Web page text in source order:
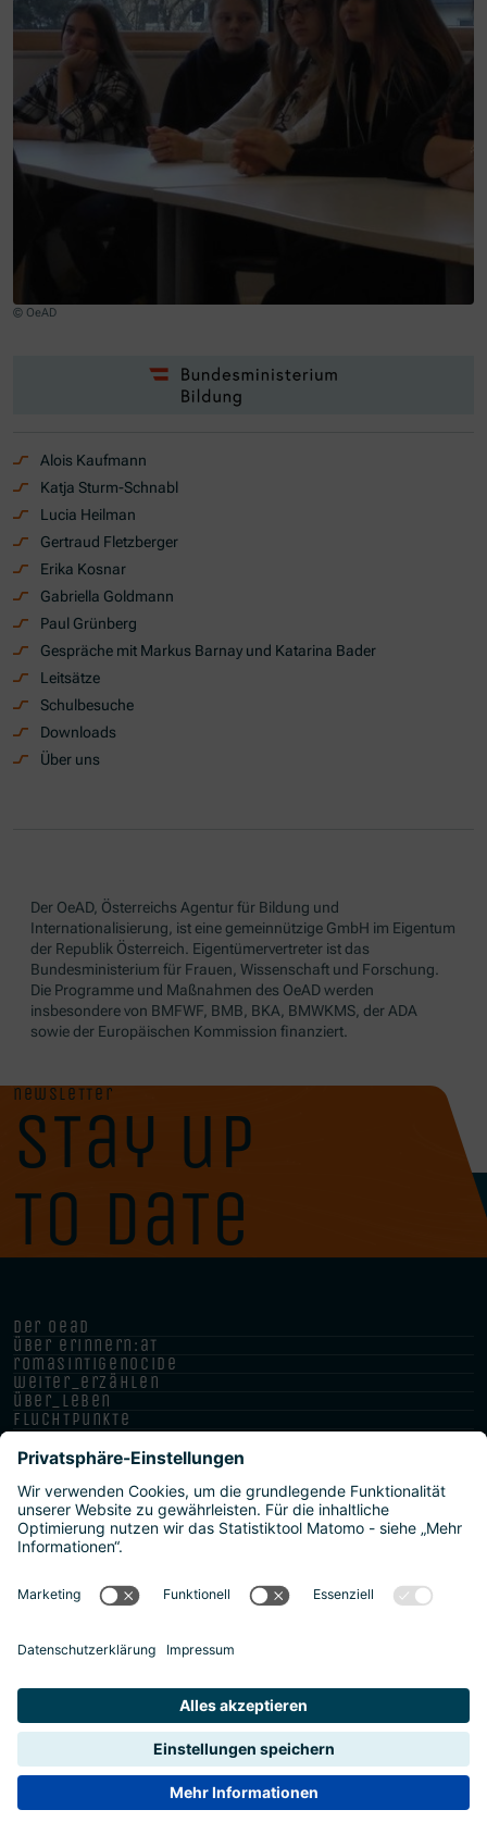
© OeAD
Alois Kaufmann
Katja Sturm-Schnabl
Lucia Heilman
Gertraud Fletzberger
Erika Kosnar
Gabriella Goldmann
Paul Grünberg
Gespräche mit Markus Barnay und Katarina Bader
Leitsätze
Schulbesuche
Downloads
Über uns
Der OeAD, Österreichs Agentur für Bildung und
Internationalisierung, ist eine gemeinnützige GmbH im Eigentum
der Republik Österreich. Eigentümervertreter ist das
Bundesministerium für Frauen, Wissenschaft und Forschung.
Die Programme und Maßnahmen des OeAD werden
insbesondere von BMFWF, BMB, BKA, BMWKMS, der ADA
sowie der Europäischen Kommission finanziert.
newsletter
stay up
to date
der oead
über erinnern:at
romasintigenocide
weiter_erzählen
über_leben
fluchtpunkte
neue heimat israel
2026 | Agentur für Bildung und Internationalisierung
Datenschutz
Sitemap